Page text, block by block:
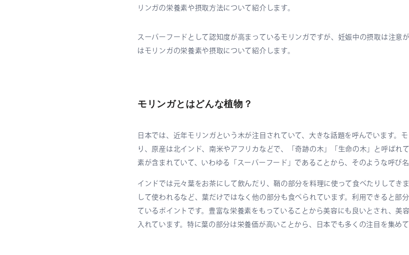
リンガの栄養素や摂取方法について紹介します。
スーパーフードとして認知度が高まっているモリンガですが、妊娠中の摂取は注意
はモリンガの栄養素や摂取について紹介します。
モリンガとはどんな植物？
日本では、近年モリンガという木が注目されていて、大きな話題を呼んでいます。
り、原産は北インド、南米やアフリカなどで、「奇跡の木」「生命の木」と呼ばれ
素が含まれていて、いわゆる「スーパーフード」であることから、そのような呼び名
インドでは元々葉をお茶にして飲んだり、鞘の部分を料理に使って食べたりしてき
して使われるなど、葉だけではなく他の部分も食べられています。利用できると部
ているポイントです。豊富な栄養素をもっていることから美容にも良いとされ、美
入れています。特に葉の部分は栄養価が高いことから、日本でも多くの注目を集めて